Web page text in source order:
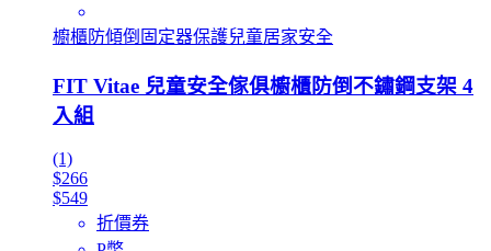
櫥櫃防傾倒固定器保護兒童居家安全
FIT Vitae 兒童安全傢俱櫥櫃防倒不鏽鋼支架 4
入組
(1)
$266
$549
折價券